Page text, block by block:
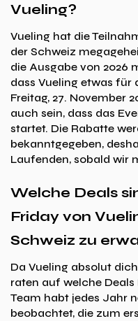
Vueling?
Vueling hat die
der Schweiz
die Ausgabe von 2026
dass Vueling etwas für
Freitag, 27. November
auch sein, dass das
startet. Die Rabatte
bekanntgegeben,
Laufenden, sobald wir
Welche Deals
Friday von
Schweiz zu
Da Vueling absolut
raten auf welche
Team habt jedes Jahr
beobachtet, die zum